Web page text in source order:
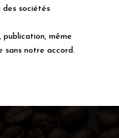
des sociétés
même
notre accord.